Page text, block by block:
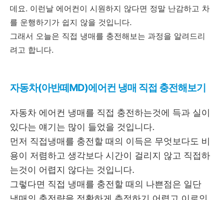
데요. 이런날 에어컨이 시원하지 않다면 정말 난감하고 차
를 운행하기가 쉽지 않을 것입니다.
그래서 오늘은 직접 냉매를 충전해보는 과정을 알려드리
려고 합니다.
자동차(아반떼MD)에어컨 냉매 직접 충전해보기
자동차 에어컨 냉매를 직접 충전하는것에 득과 실이
있다는 얘기는 많이 들었을 것입니다.
먼저 직접냉매를 충전할 때의 이득은 무엇보다도 비
용이 저렴하고 생각보다 시간이 걸리지 않고 직접하
는것이 어렵지 않다는 것입니다.
그렇다면 직접 냉매를 충전할 때의 나쁜점은 일단